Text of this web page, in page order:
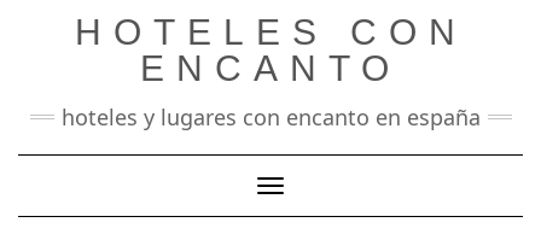
HOTELES CON
ENCANTO
hoteles y lugares con encanto en españa
Cambiar modo de navegación